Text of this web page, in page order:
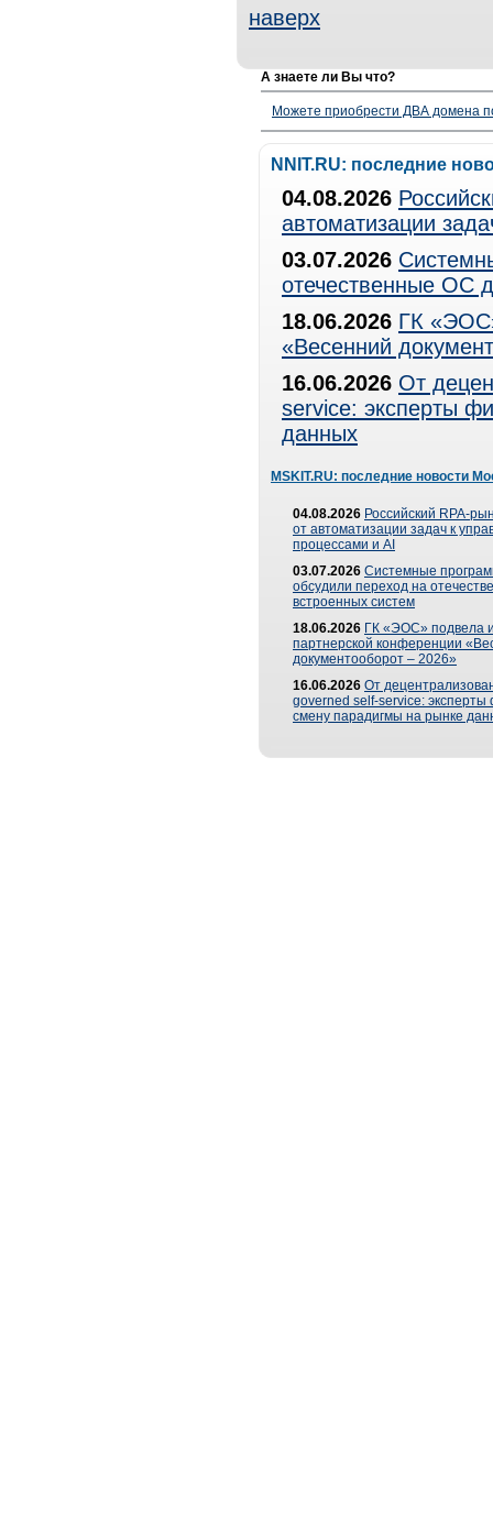
наверх
А знаете ли Вы что?
Можете приобрести ДВА домена
NNIT.RU: последние
04.08.2026
автоматизации
03.07.2026
отечественные ОС
18.06.2026 ГК
«Весенний
16.06.2026 От
service: эксперты
данных
MSKIT.RU: последние новости
04.08.2026 Российский RPA-
от автоматизации задач к
процессами и AI
03.07.2026 Системные
обсудили переход на
встроенных систем
18.06.2026 ГК «ЭОС» подвела
партнерской конференции
документооборот – 2026»
16.06.2026 От
governed self-service: эксперты
смену парадигмы на рынке